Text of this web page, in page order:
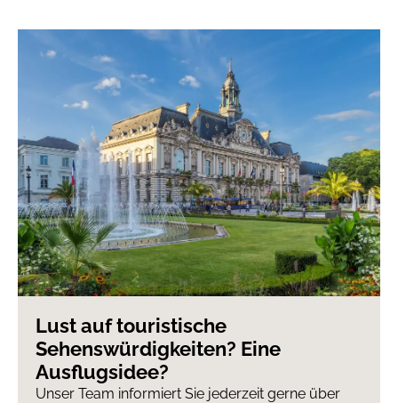
Lust auf touristische
Sehenswürdigkeiten? Eine
Ausflugsidee?
Unser Team informiert Sie jederzeit gerne über